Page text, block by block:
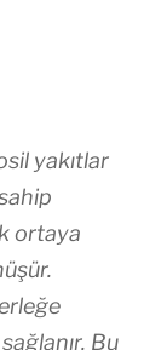
yakıtlar
ortaya
Bu